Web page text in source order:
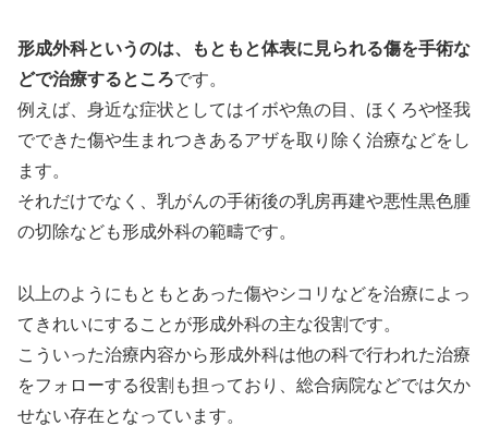
形成外科というのは、もともと体表に見られる傷を手術な
どで治療するところです。
例えば、身近な症状としてはイボや魚の目、ほくろや怪我
でできた傷や生まれつきあるアザを取り除く治療などをし
ます。
それだけでなく、乳がんの手術後の乳房再建や悪性黒色腫
の切除なども形成外科の範疇です。
以上のようにもともとあった傷やシコリなどを治療によっ
てきれいにすることが形成外科の主な役割です。
こういった治療内容から形成外科は他の科で行われた治療
をフォローする役割も担っており、総合病院などでは欠か
せない存在となっています。